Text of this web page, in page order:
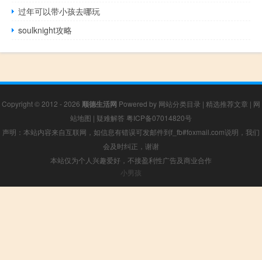
过年可以带小孩去哪玩
soulknight攻略
Copyright © 2012 - 2026 顺德生活网 Powered by 网站分类目录 | 精选推荐文章 | 网
站地图 | 疑难解答 粤ICP备07014820号
声明：本站内容来自互联网，如信息有错误可发邮件到f_fb#foxmail.com说明，我们
会及时纠正，谢谢
本站仅为个人兴趣爱好，不接盈利性广告及商业合作
小男孩